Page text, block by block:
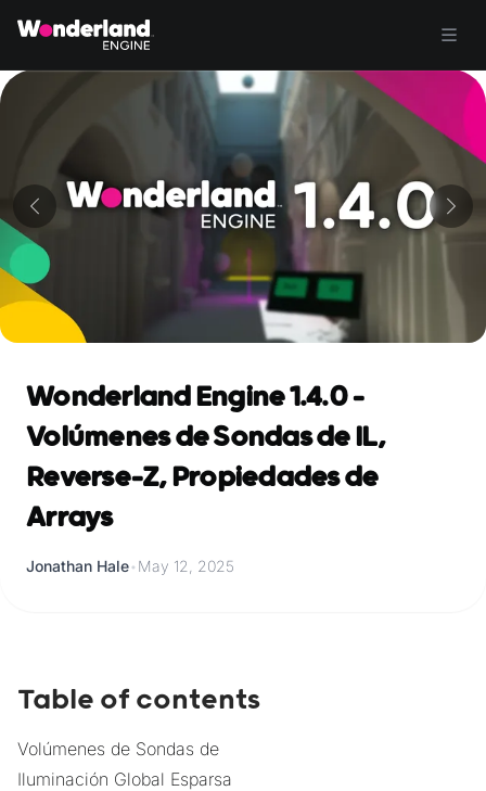
Wonderland Engine 1.4.0 -
Volúmenes de Sondas de IL,
Reverse-Z, Propiedades de
Arrays
Jonathan Hale• May 12, 2025
Table of contents
Volúmenes de Sondas de
Iluminación Global Esparsa